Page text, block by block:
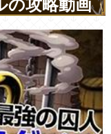
の攻略動画